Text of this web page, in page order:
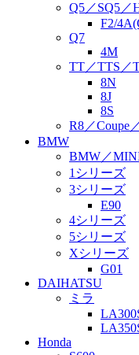
Q5／SQ5／
F2/
Q7
4M
TT／TTS／
8N
8J
8S
R8／Coupe
BMW
BMW／
1シリーズ
3シリーズ
E90
4シリーズ
5シリーズ
Xシリーズ
G01
DAIHATSU
ミラ
Honda